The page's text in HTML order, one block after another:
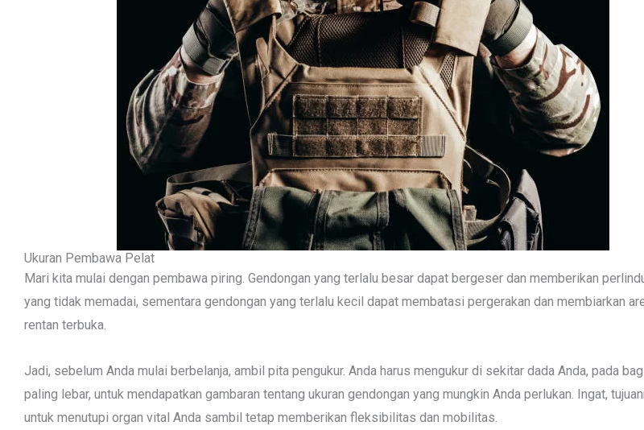
Ukuran Pembawa Pelat
Mari kita mulai dengan pembawa piring. Gendongan yang terlalu besar dapat bergeser dan memberikan
yang tidak memadai, sementara gendongan yang terlalu kecil dapat membatasi pergerakan dan membiarkan
rentan terbuka.
Jadi, sebelum Anda mulai berbelanja, ambil pita pengukur. Anda harus mengukur di sekitar dada Anda, pada
paling lebar, untuk mendapatkan gambaran tentang ukuran gendongan yang mungkin Anda perlukan. Ingat,
untuk menutupi organ vital Anda sambil tetap memberikan fleksibilitas dan mobilitas.